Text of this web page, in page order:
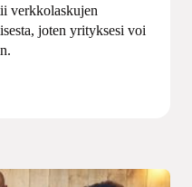
verkkolaskujen
joten yrityksesi voi